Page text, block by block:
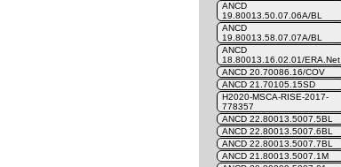
ANCD
19.80013.50.07.06A/BL
ANCD
19.80013.58.07.07A/BL
ANCD
18.80013.16.02.01/ERA.Net
ANCD 20.70086.16/COV
ANCD 21.70105.15SD
H2020-MSCA-RISE-2017-
778357
ANCD 22.80013.5007.5BL
ANCD 22.80013.5007.6BL
ANCD 22.80013.5007.7BL
ANCD 21.80013.5007.1M